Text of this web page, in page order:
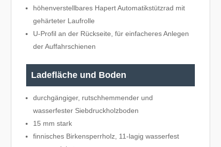
höhenverstellbares Hapert Automatikstützrad mit
gehärteter Laufrolle
U-Profil an der Rückseite, für einfacheres Anlegen
der Auffahrschienen
Ladefläche und Boden
durchgängiger, rutschhemmender und
wasserfester Siebdruckholzboden
15 mm stark
finnisches Birkensperrholz, 11-lagig wasserfest